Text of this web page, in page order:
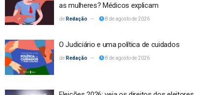
as mulheres? Médicos explicam
Redação 8 de agosto de 2026
O Judiciário e uma política de cuidados
Redação 8 de agosto de 2026